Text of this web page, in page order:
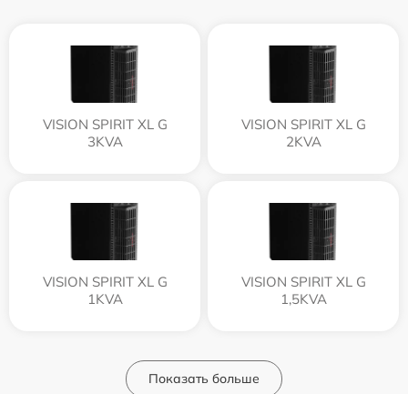
VISION SPIRIT XL G
3KVA
VISION SPIRIT XL G
2KVA
VISION SPIRIT XL G
1KVA
VISION SPIRIT XL G
1,5KVA
Показать больше